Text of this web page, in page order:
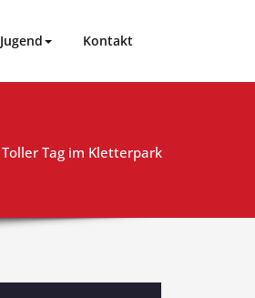
Jugend Kontakt
Toller Tag im Kletterpark